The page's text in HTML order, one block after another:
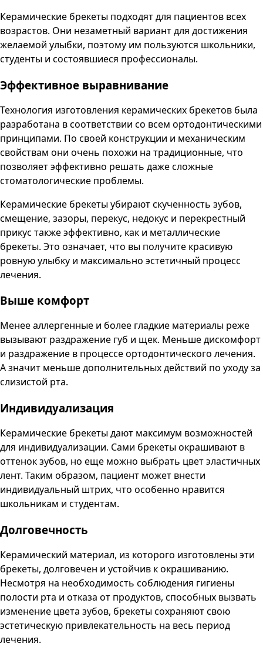
Керамические брекеты подходят для пациентов всех
возрастов. Они незаметный вариант для достижения
желаемой улыбки, поэтому им пользуются школьники,
студенты и состоявшиеся профессионалы.
Эффективное выравнивание
Технология изготовления керамических брекетов была
разработана в соответствии со всем ортодонтическими
принципами. По своей конструкции и механическим
свойствам они очень похожи на традиционные, что
позволяет эффективно решать даже сложные
стоматологические проблемы.
Керамические брекеты убирают скученность зубов,
смещение, зазоры, перекус, недокус и перекрестный
прикус также эффективно, как и металлические
брекеты. Это означает, что вы получите красивую
ровную улыбку и максимально эстетичный процесс
лечения.
Выше комфорт
Менее аллергенные и более гладкие материалы реже
вызывают раздражение губ и щек. Меньше дискомфорт
и раздражение в процессе ортодонтического лечения.
А значит меньше дополнительных действий по уходу за
слизистой рта.
Индивидуализация
Керамические брекеты дают максимум возможностей
для индивидуализации. Сами брекеты окрашивают в
оттенок зубов, но еще можно выбрать цвет эластичных
лент. Таким образом, пациент может внести
индивидуальный штрих, что особенно нравится
школьникам и студентам.
Долговечность
Керамический материал, из которого изготовлены эти
брекеты, долговечен и устойчив к окрашиванию.
Несмотря на необходимость соблюдения гигиены
полости рта и отказа от продуктов, способных вызвать
изменение цвета зубов, брекеты сохраняют свою
эстетическую привлекательность на весь период
лечения.